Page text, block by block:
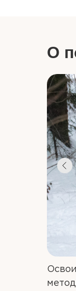
О